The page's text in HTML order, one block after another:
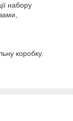
набору
коробку.